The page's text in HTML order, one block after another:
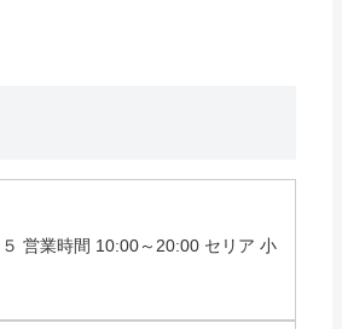
営業時間 10:00～20:00 セリア 小